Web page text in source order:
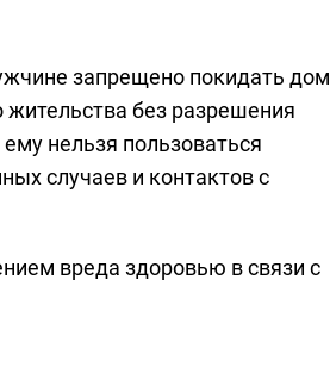
запрещено покидать дом
без разрешения
нельзя пользоваться
случаев и контактов с
вреда здоровью в связи с